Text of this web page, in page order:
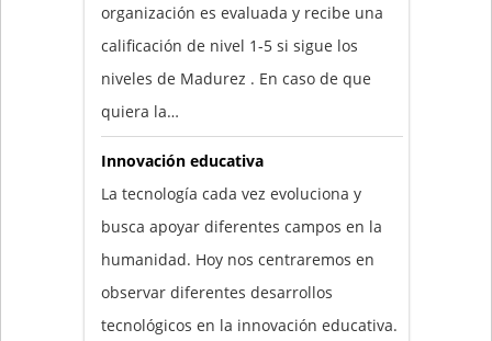
organización es evaluada y recibe una
calificación de nivel 1-5 si sigue los
niveles de Madurez . En caso de que
quiera la…
Innovación educativa
La tecnología cada vez evoluciona y
busca apoyar diferentes campos en la
humanidad. Hoy nos centraremos en
observar diferentes desarrollos
tecnológicos en la innovación educativa.